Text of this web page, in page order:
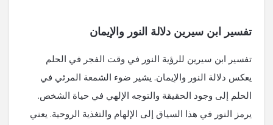
تفسير ابن سيرين دلالة النور والإيمان
تفسير ابن سيرين للرؤية النور في وقت الفجر في الحلم
يعكس دلالة النور والإيمان. يشير ضوء الشمعة المرئي في
الحلم إلى وجود الحقيقة والتوجه الإلهي في حياة الشخص.
يرمز النور في هذا السياق إلى الإلهام والتغذية الروحية. يعني